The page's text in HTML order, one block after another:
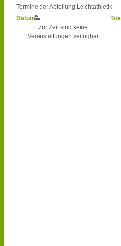
Termine der Abteilung Leichtathletik
Datum
Titel
Zur Zeit sind keine
Veranstaltungen verfügbar